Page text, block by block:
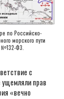
по Российско-
морского пути
№132-ФЗ.
с
прав
«вечно